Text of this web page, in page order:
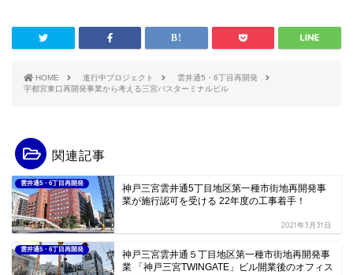
HOME 進行中プロジェクト
雲井通5・6丁目再開発
宇都宮東口再開発事業から考える三宮バスターミナルビル
関連記事
雲井通5・6丁目再開発
神戸三宮雲井通5丁目地区第一種市街地再開発事
業が施行認可を受ける 22年度の工事着手！
2021年3月31日
雲井通5・6丁目再開発
神戸三宮雲井通５丁目地区第一種市街地再開発事
業 「神戸三宮TWINGATE」ビル開業後のオフィス